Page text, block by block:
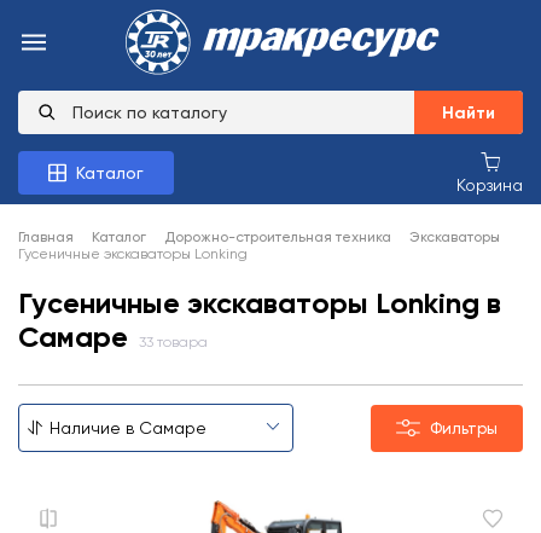
Найти
Каталог
Корзина
Главная Каталог Дорожно-строительная техника
Экскаваторы
Гусеничные экскаваторы Lonking
Гусеничные экскаваторы Lonking в
Самаре
33 товара
Фильтры